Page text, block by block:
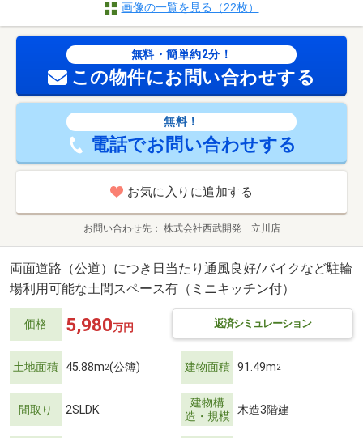
画像の一覧を見る（22枚）
無料・簡単約2分！
この物件にお問い合わせする
無料！
電話でお問い合わせする
お気に入りに追加する
お問い合わせ先 株式会社西武開発 立川店
両面道路（公道）につき日当たり通風良好/バイクなど駐輪
場利用可能な土間スペース有（ミニキッチン付）
価格 返済シミュレーション
5,980万円
土地面積 45.88m2(公簿) 建物面積 91.49m2
間取り 2SLDK
建物構
造・規模 木造3階建